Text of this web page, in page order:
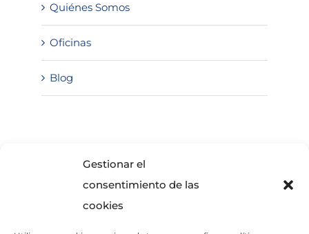
Gestionar el
consentimiento de las
cookies
Quiénes Somos
Oficinas
Blog